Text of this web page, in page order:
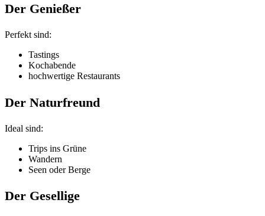
Der Genießer
Perfekt sind:
Tastings
Kochabende
hochwertige Restaurants
Der Naturfreund
Ideal sind:
Trips ins Grüne
Wandern
Seen oder Berge
Der Gesellige